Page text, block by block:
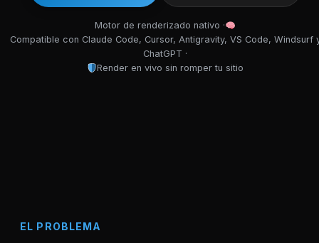
Motor de renderizado nativo ·
Compatible con Claude Code, Cursor, Antigravity, VS Code, Windsurf
ChatGPT ·
Render en vivo sin romper tu sitio
EL PROBLEMA